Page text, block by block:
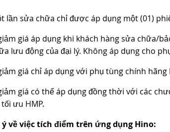
lần sửa chữa chỉ được áp dụng một (01)
giá áp dụng khi khách hàng sửa chữa/
lưu động của đại lý. Không áp dụng cho
giá chỉ áp dụng với phụ tùng chính hãng
giá có thể áp dụng đồng thời với các
ưu HMP.
về việc tích điểm trên ứng dụng Hino: